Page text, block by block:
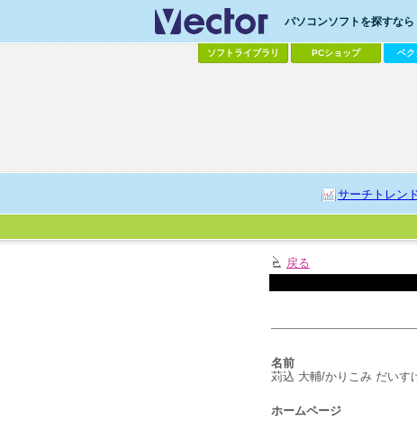
パソコンソフトを探すなら
ソフトライブラリ PCショップ ベク
サーチトレン
戻る
名前
苅込 大輔/かりこみ だいす
ホームページ